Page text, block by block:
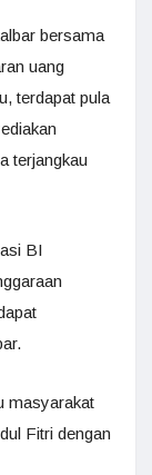
bersama
uang
terdapat pula
terjangkau
BI
masyarakat
Fitri dengan